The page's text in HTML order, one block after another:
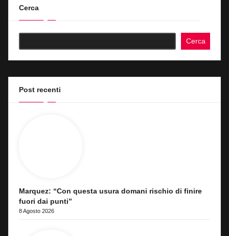
Cerca
Cerca
Post recenti
Marquez: “Con questa usura domani rischio di finire
fuori dai punti”
8 Agosto 2026